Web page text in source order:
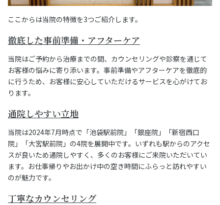
ここからは当院の特徴を3つご紹介します。
徹底した事前準備・アフターケア
当院はご予約から治療までの間、カウンセリングや診察を通じて
お客様の悩みに寄り添います。事前準備やアフターケアを徹底的
に行うため、お客様に安心していただけるサービスを心がけてお
ります。
通院しやすい立地
当院は2024年7月時点で「池袋駅前院」「銀座院」「新宿西口
院」「大宮駅前院」の4院を展開中です。いずれも駅からのアクセ
スが良いため通院しやすく、多くのお客様にご来院いただいてい
ます。お仕事帰りやお出かけ中の空き時間にふらっと訪れやすい
のが魅力です。
丁寧なカウンセリング